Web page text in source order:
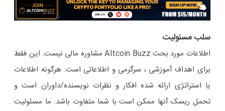
سلب مسئولیت
اطلاعات مورد بحث Altcoin Buzz مشاوره مالی نیست. این فقط
برای اهداف آموزشی ، سرگرمی و اطلاعاتی است. هرگونه اطلاعات
یا استراتژی ارائه شده افکار و نظرات نویسنده/داوران است و
تحمل ریسک آنها ممکن است با شما متفاوت باشد. ما مسئولیت